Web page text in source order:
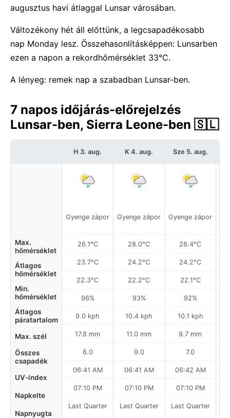
augusztus havi átlaggal Lunsar városában.
Változékony hét áll előttünk, a legcsapadékosabb
nap Monday lesz. Összehasonlításképpen: Lunsarben
ezen a napon a rekordhőmérséklet 33°C.
A lényeg: remek nap a szabadban Lunsar-ben.
7 napos időjárás-előrejelzés
Lunsar-ben, Sierra Leone-ben 🇸🇱
Max.
hőmérséklet
Átlagos
hőmérséklet
Min.
hőmérséklet
Átlagos
páratartalom
Max. szél
Összes
csapadék
UV-index
Napkelte
Napnyugta
H 3. aug.
Gyenge zápor
26.1°C
23.7°C
22.3°C
96%
9.0 kph
17.8 mm
6.0
06:41 AM
07:10 PM
Last Quarter
K 4. aug.
Gyenge zápor
28.0°C
24.2°C
22.2°C
93%
10.4 kph
11.0 mm
9.0
06:41 AM
07:10 PM
Last Quarter
Sze 5. aug.
Gyenge zápor
28.4°C
24.2°C
22.1°C
92%
10.1 kph
9.7 mm
7.0
06:42 AM
07:10 PM
Last Quarter